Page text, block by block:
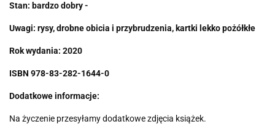
Stan: bardzo dobry -
Uwagi: rysy, drobne obicia i przybrudzenia, kartki lekko pożółkłe
Rok wydania: 2020
ISBN 978-83-282-1644-0
Dodatkowe informacje:
Na życzenie przesyłamy dodatkowe zdjęcia książek.